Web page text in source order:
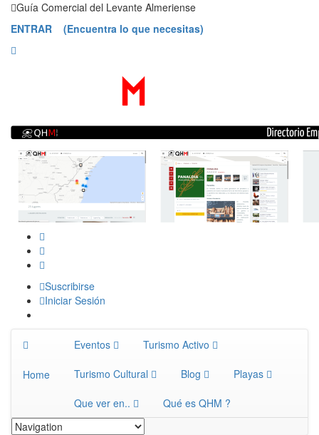
SaltarGuía Comercial del Levante Almeriense
ENTRAR (Encuentra lo que necesitas)
Suscribirse
Iniciar Sesión
Home
Eventos Turismo Activo
Turismo Cultural Blog Playas
Que ver en.. Qué es QHM ?